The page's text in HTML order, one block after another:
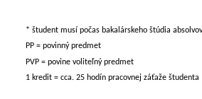
* študent musí počas bakalárskeho štúdia
PP = povinný predmet
PVP = povine voliteľný predmet
1 kredit = cca. 25 hodín pracovnej záťaže študenta